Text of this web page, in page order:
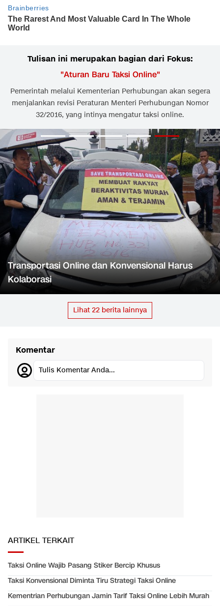
Tulisan ini merupakan bagian dari Fokus:
"Aturan Baru Taksi Online"
Pemerintah melalui Kementerian Perhubungan akan segera
menjalankan revisi Peraturan Menteri Perhubungan Nomor
32/2016, yang intinya mengatur taksi online.
Transportasi Online dan Konvensional Harus
Kolaborasi
Lihat 22 berita lainnya
Komentar
Tulis Komentar Anda...
ARTIKEL TERKAIT
Taksi Online Wajib Pasang Stiker Bercip Khusus
Taksi Konvensional Diminta Tiru Strategi Taksi Online
Kementrian Perhubungan Jamin Tarif Taksi Online Lebih Murah